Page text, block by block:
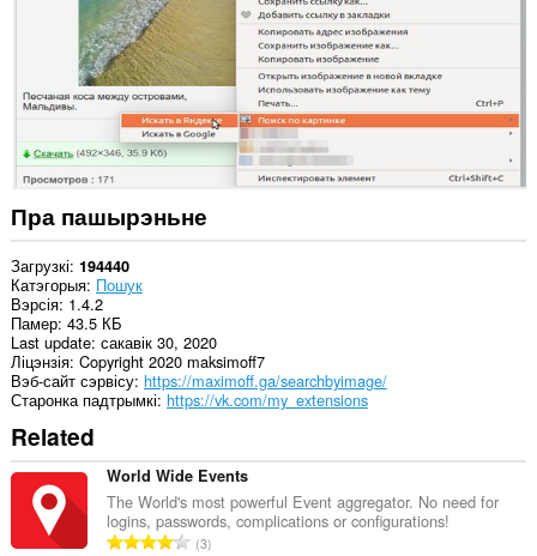
Пра пашырэньне
Загрузкі 194440
Катэгорыя Пошук
Вэрсія 1.4.2
Памер 43.5 КБ
Last update сакавік 30, 2020
Ліцэнзія Copyright 2020 maksimoff7
Вэб-сайт сэрвісу https://maximoff.ga/searchbyimage/
Старонка падтрымкі https://vk.com/my_extensions
Related
World Wide Events
The World's most powerful Event aggregator. No need for
logins, passwords, complications or configurations!
А3